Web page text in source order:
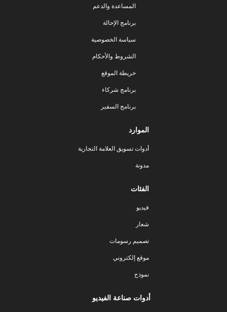
المساعدة والدعم
برنامج الإحالة
سياسة الخصوصية
الشروط والأحكام
خريطة الموقع
برنامج شركاء
برنامج السفير
الموارد
أدوات تسويق العلامة التجارية
مدونة
الفئات
فيديو
شعار
تصميم رسومات
موقع إلكتروني
نموذج
أدوات صناعة الفيديو